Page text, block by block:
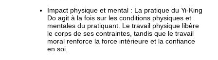
Impact physique et mental : La pratique du Yi-King
Do agit à la fois sur les conditions physiques et
mentales du pratiquant. Le travail physique libère
le corps de ses contraintes, tandis que le travail
moral renforce la force intérieure et la confiance
en soi.